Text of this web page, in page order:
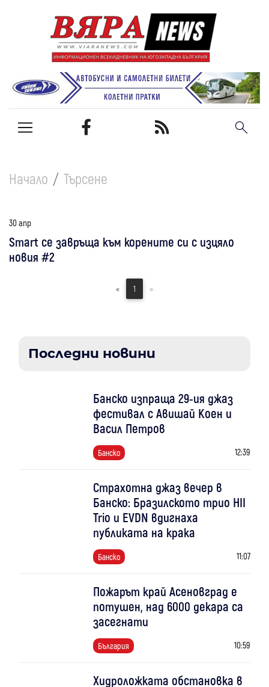
Начало Търсене
30 апр
Smart се завръща към корените си с изцяло
новия #2
« 1 »
Последни новини
Банско изпраща 29-ия джаз
фестивал с Авишай Коен и
Васил Петров
Банско 12:39
Страхотна джаз вечер в
Банско: Бразилското трио HII
Trio и EVDN вдигнаха
публиката на крака
Банско 11:07
Пожарът край Асеновград е
потушен, над 6000 декара са
засегнати
България 10:59
Хидроложката обстановка в